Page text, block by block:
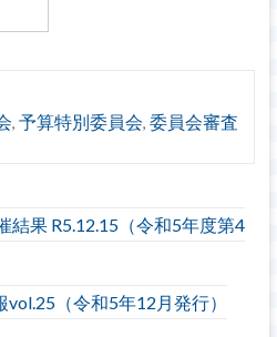
, 予算特別委員会, 委員会審査
結果 R5.12.15（令和5年度第4
（令和5年12月発行）